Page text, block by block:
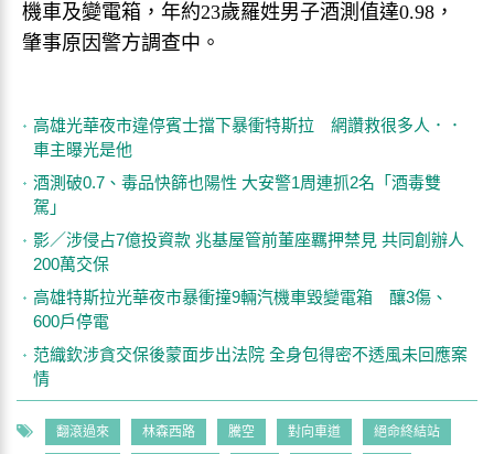
機車及變電箱，年約23歲羅姓男子酒測值達0.98，
肇事原因警方調查中。
高雄光華夜市違停賓士擋下暴衝特斯拉 網讚救很多人．．
車主曝光是他
酒測破0.7、毒品快篩也陽性 大安警1周連抓2名「酒毒雙
駕」
影／涉侵占7億投資款 兆基屋管前董座羈押禁見 共同創辦人
200萬交保
高雄特斯拉光華夜市暴衝撞9輛汽機車毀變電箱 釀3傷、
600戶停電
范織欽涉貪交保後蒙面步出法院 全身包得密不透風未回應案
情
翻滾過來 林森西路 騰空 對向車道 絕命終結站